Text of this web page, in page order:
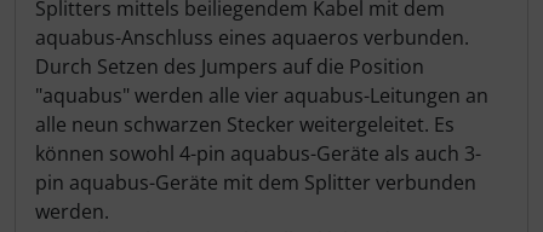
Splitters mittels beiliegendem Kabel mit dem
aquabus-Anschluss eines aquaeros verbunden.
Durch Setzen des Jumpers auf die Position
"aquabus" werden alle vier aquabus-Leitungen an
alle neun schwarzen Stecker weitergeleitet. Es
können sowohl 4-pin aquabus-Geräte als auch 3-
pin aquabus-Geräte mit dem Splitter verbunden
werden.